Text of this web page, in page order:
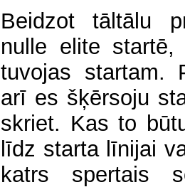
Beidzot tāltālu
nulle elite
tuvojas startam.
arī es šķērsoju
skriet. Kas to
līdz starta līnijai
katrs spertais